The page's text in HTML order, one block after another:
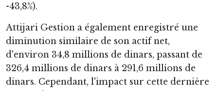
-43,8%).
Attijari Gestion a également enregistré une
diminution similaire de son actif net,
d'environ 34,8 millions de dinars, passant de
326,4 millions de dinars à 291,6 millions de
dinars. Cependant, l'impact sur cette dernière